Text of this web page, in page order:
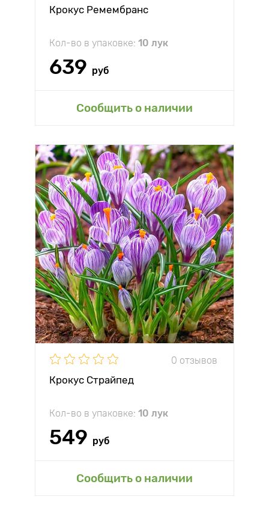
Крокус Ремембранс
Кол-во в упаковке: 10 лук
639 руб
Сообщить о наличии
0 отзывов
Крокус Страйпед
Кол-во в упаковке: 10 лук
549 руб
Сообщить о наличии